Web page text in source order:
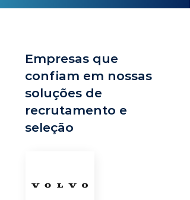
Empresas que
confiam em nossas
soluções de
recrutamento e
seleção